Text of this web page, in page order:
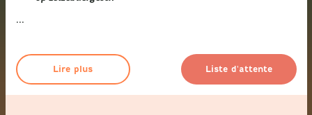
...
Lire plus Liste d'attente